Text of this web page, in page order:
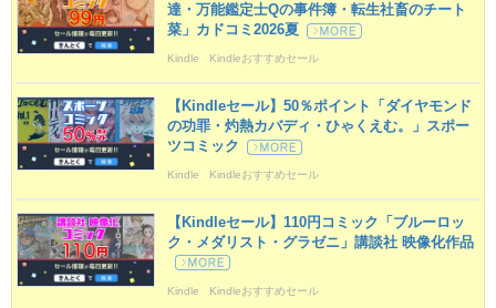
達・万能鑑定士Qの事件簿・転生社畜のチート
菜」カドコミ2026夏
Kindle Kindleおすすめセール
【Kindleセール】50％ポイント「ダイヤモンド
の功罪・灼熱カバディ・ひゃくえむ。」スポー
ツコミック
Kindle Kindleおすすめセール
【Kindleセール】110円コミック「ブルーロッ
ク・メダリスト・グラゼニ」講談社 映像化作品
Kindle Kindleおすすめセール